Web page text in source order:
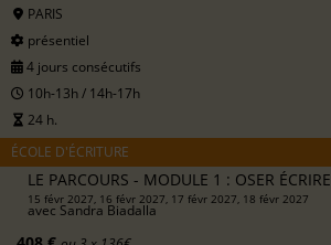
PARIS
présentiel
4 jours consécutifs
10h-13h / 14h-17h
24 h.
ÉCOLE D'ÉCRITURE
LE PARCOURS - MODULE 1 : OSER ÉCRIRE
15 févr 2027, 16 févr 2027, 17 févr 2027, 18 févr 2027
avec Sandra Biadalla